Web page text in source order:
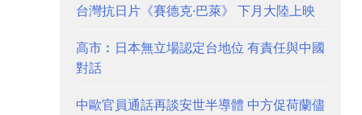
台灣抗日片《賽德克·巴萊》 下月大陸上映
高市︰日本無立場認定台地位 有責任與中國
對話
中歐官員通話再談安世半導體 中方促荷蘭儘